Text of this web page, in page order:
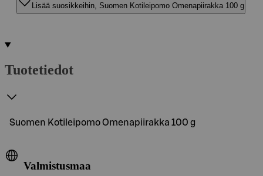
Lisää suosikkeihin, Suomen Kotileipomo Omenapiirakka 100 g
Tuotetiedot
Suomen Kotileipomo Omenapiirakka 100 g
Valmistusmaa